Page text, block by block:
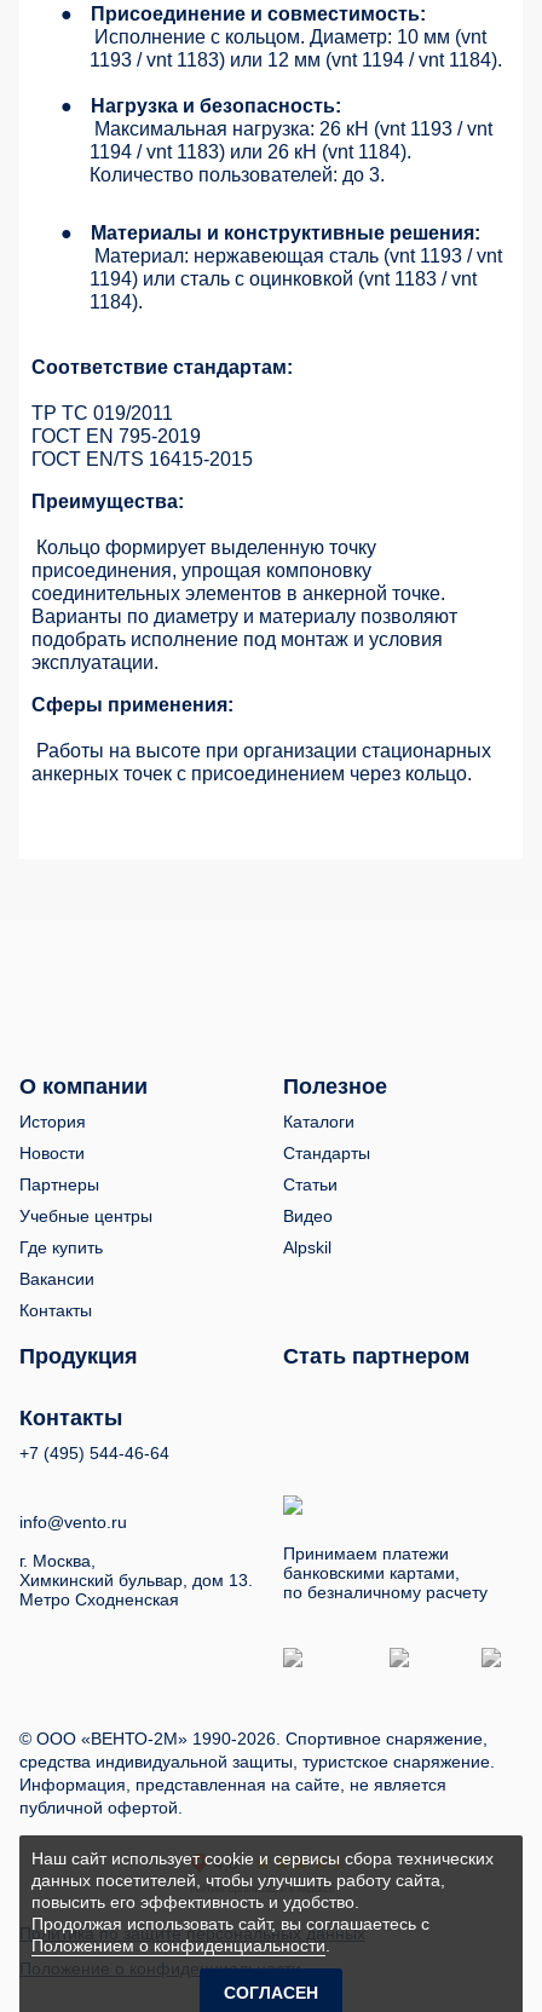
●
Присоединение и совместимость:
Исполнение с кольцом. Диаметр: 10 мм (vnt
1193 / vnt 1183) или 12 мм (vnt 1194 / vnt 1184).
●
Нагрузка и безопасность:
Максимальная нагрузка: 26 кН (vnt 1193 / vnt
1194 / vnt 1183) или 26 кН (vnt 1184).
Количество пользователей: до 3.
●
Материалы и конструктивные решения:
Материал: нержавеющая сталь (vnt 1193 / vnt
1194) или сталь с оцинковкой (vnt 1183 / vnt
1184).
Соответствие стандартам:
ТР ТС 019/2011
ГОСТ EN 795-2019
ГОСТ EN/TS 16415-2015
Преимущества:
Кольцо формирует выделенную точку
присоединения, упрощая компоновку
соединительных элементов в анкерной точке.
Варианты по диаметру и материалу позволяют
подобрать исполнение под монтаж и условия
эксплуатации.
Сферы применения:
Работы на высоте при организации стационарных
анкерных точек с присоединением через кольцо.
О компании
История
Новости
Партнеры
Учебные центры
Где купить
Вакансии
Контакты
Полезное
Каталоги
Стандарты
Статьи
Видео
Alpskil
Продукция Стать партнером
Контакты
+7 (495) 544-46-64
info@vento.ru
г. Москва,
Химкинский бульвар, дом 13.
Метро Сходненская
Принимаем платежи
банковскими картами,
по безналичному расчету
© ООО «ВЕНТО-2М» 1990-2026. Спортивное снаряжение,
средства индивидуальной защиты, туристское снаряжение.
Информация, представленная на сайте, не является
публичной офертой.
Политика по защите персональных данных
Положение о конфиденциальности
Наш сайт использует cookie и сервисы сбора технических
данных посетителей, чтобы улучшить работу сайта,
повысить его эффективность и удобство.
Продолжая использовать сайт, вы соглашаетесь с
Положением о конфиденциальности.
СОГЛАСЕН